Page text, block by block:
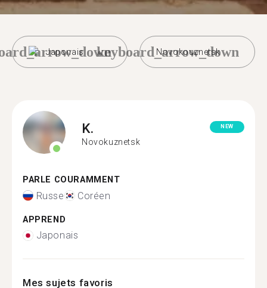
Japonais Novokouznetsk
keyboard_arrow_down
K.
Novokuznetsk
NEW
PARLE COURAMMENT
Russe Coréen
APPREND
Japonais
Mes sujets favoris